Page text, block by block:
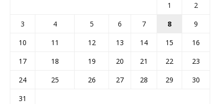
1
2
3
4 5 6 7 8
9
10
11 12 13 14 15
16
17
18 19 20 21 22
23
24
25 26 27 28 29
30
31